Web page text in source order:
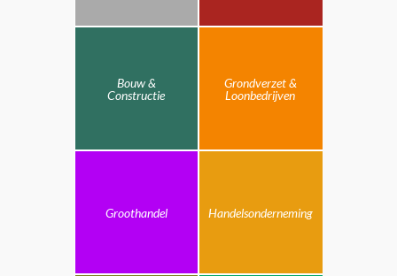
Bouw &
Constructie
Grondverzet &
Loonbedrijven
Groothandel Handelsonderneming